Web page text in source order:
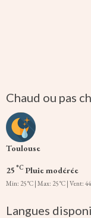
Chaud ou pas
Toulouse
25 °C Pluie modérée
Min: 25 °C | Max: 25 °C | Vent:
Langues